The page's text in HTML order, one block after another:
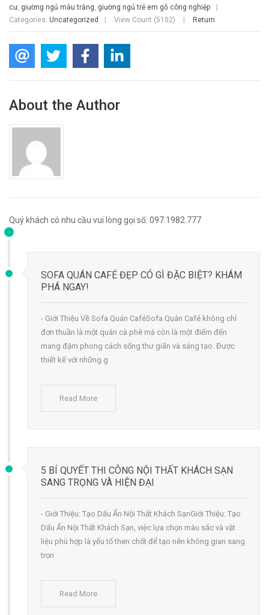
cư, giường ngủ màu trắng, giường ngủ trẻ em gỗ công nghiệp
Categories: Uncategorized View Count (5102) Return
About the Author
Quý khách có nhu cầu vui lòng gọi số: 097.1982.777
SOFA QUÁN CAFÉ ĐẸP CÓ GÌ ĐẶC BIỆT? KHÁM
PHÁ NGAY!
- Giới Thiệu Về Sofa Quán CaféSofa Quán Café không chỉ
đơn thuần là một quán cà phê mà còn là một điểm đến
mang đậm phong cách sống thư giãn và sáng tạo. Được
thiết kế với những g
Read More
5 BÍ QUYẾT THI CÔNG NỘI THẤT KHÁCH SẠN
SANG TRỌNG VÀ HIỆN ĐẠI
- Giới Thiệu: Tạo Dấu Ấn Nội Thất Khách SạnGiới Thiệu: Tạo
Dấu Ấn Nội Thất Khách Sạn, việc lựa chọn màu sắc và vật
liệu phù hợp là yếu tố then chốt để tạo nên không gian sang
trọn
Read More